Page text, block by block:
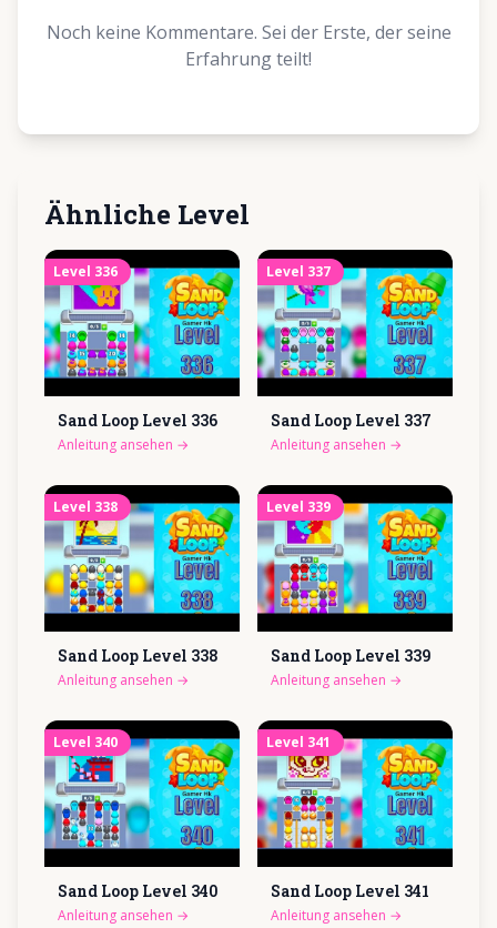
Noch keine Kommentare. Sei der Erste, der seine
Erfahrung teilt!
Ähnliche Level
Level 336
Sand Loop Level 336
Anleitung ansehen →
Level 337
Sand Loop Level 337
Anleitung ansehen →
Level 338
Sand Loop Level 338
Anleitung ansehen →
Level 339
Sand Loop Level 339
Anleitung ansehen →
Level 340
Sand Loop Level 340
Anleitung ansehen →
Level 341
Sand Loop Level 341
Anleitung ansehen →